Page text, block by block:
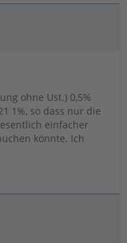
ohne Ust.) 0,5%
1%, so dass nur die
einfacher
könnte. Ich